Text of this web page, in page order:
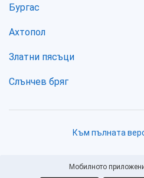
Бургас
Ахтопол
Златни пясъци
Слънчев бряг
Към пълната
Мобилното